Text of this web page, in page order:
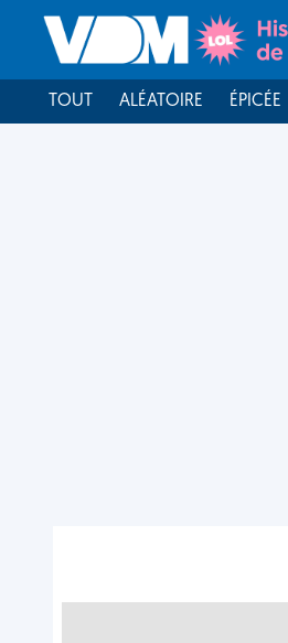
TOUT ALÉATOIRE ÉPICÉE